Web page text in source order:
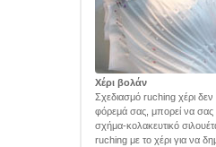
Χέρι βολάν
Σχεδιασμό ruching χέρι δεν
φόρεμά σας, μπορεί να σας
σχήμα-κολακευτικό
ruching με το χέρι για να